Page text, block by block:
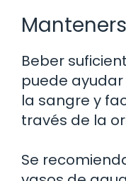
Beber
puede
la sangre y
través de la
Se